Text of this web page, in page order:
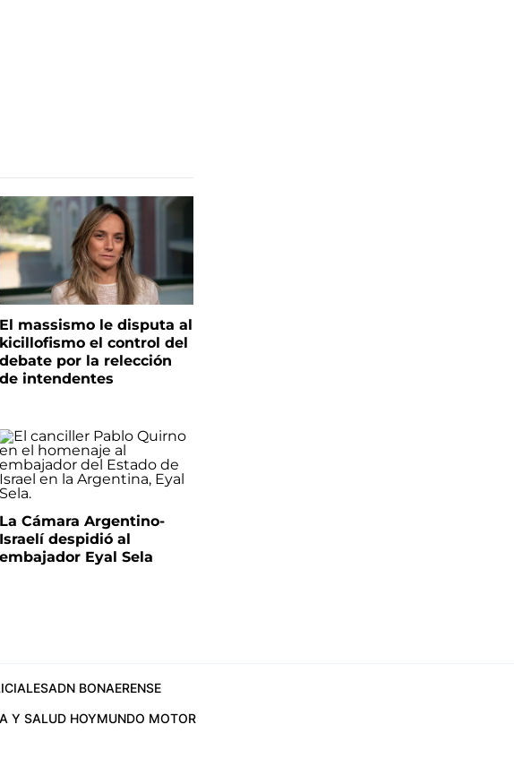
El massismo le disputa al
kicillofismo el control del
debate por la relección
de intendentes
La Cámara Argentino-
Israelí despidió al
embajador Eyal Sela
ADN BONAERENSE
Y SALUD HOYMUNDO MOTOR